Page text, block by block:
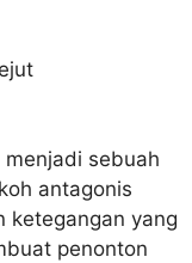
sebuah
antagonis
ketegangan yang
penonton